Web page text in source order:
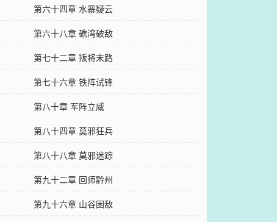
第六十四章 水寨疑云
第六十八章 礁湾破敌
第七十二章 叛将末路
第七十六章 铁阵试锋
第八十章 军阵立威
第八十四章 莫邪狂兵
第八十八章 莫邪迷踪
第九十二章 回师黔州
第九十六章 山谷困敌